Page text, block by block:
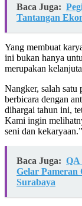
Baca Juga:
Tantangan
Yang membuat
ini bukan hanya
merupakan
Nangker, salah
berbicara dengan
dihargai tahun ini,
Kami ingin
seni dan kekaryaan.”
Baca Juga: QA
Gelar
Surabaya